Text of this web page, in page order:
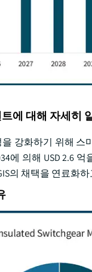
에 대해 자세히
강화하기 위해
에 의해 USD 2.6
의 채택을 연료화